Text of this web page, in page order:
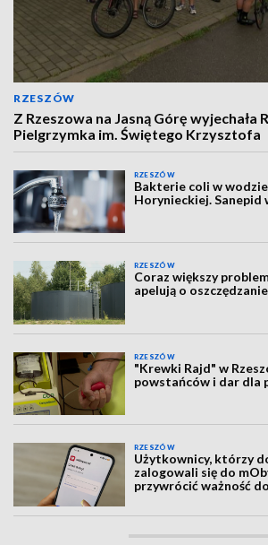
RZESZÓW
Z Rzeszowa na Jasną Górę wyjechała
Pielgrzymka im. Świętego Krzysztofa
RZESZÓW
Bakterie coli w
Horynieckiej. Sanepid
RZESZÓW
Coraz większy
apelują o oszczędzanie
RZESZÓW
"Krewki Rajd" w
powstańców i dar dla
RZESZÓW
Użytkownicy, którzy
zalogowali się do
przywrócić ważność